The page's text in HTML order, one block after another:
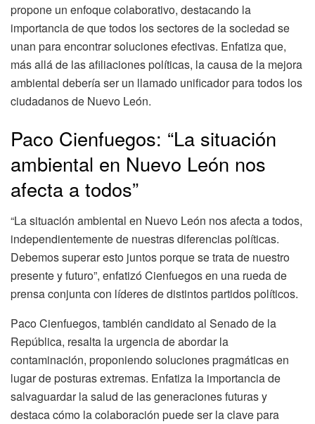
propone un enfoque colaborativo, destacando la
importancia de que todos los sectores de la sociedad se
unan para encontrar soluciones efectivas. Enfatiza que,
más allá de las afiliaciones políticas, la causa de la mejora
ambiental debería ser un llamado unificador para todos los
ciudadanos de Nuevo León.
Paco Cienfuegos: “La situación
ambiental en Nuevo León nos
afecta a todos”
“La situación ambiental en Nuevo León nos afecta a todos,
independientemente de nuestras diferencias políticas.
Debemos superar esto juntos porque se trata de nuestro
presente y futuro”, enfatizó Cienfuegos en una rueda de
prensa conjunta con líderes de distintos partidos políticos.
Paco Cienfuegos, también candidato al Senado de la
República, resalta la urgencia de abordar la
contaminación, proponiendo soluciones pragmáticas en
lugar de posturas extremas. Enfatiza la importancia de
salvaguardar la salud de las generaciones futuras y
destaca cómo la colaboración puede ser la clave para